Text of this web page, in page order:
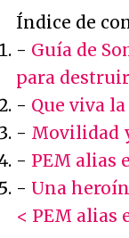
Índice de
- Guía de
para
- Que viva
- Movilidad
- PEM alias
- Una
< PEM alias